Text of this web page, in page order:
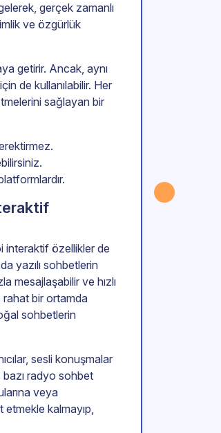
gerçek zamanlı
ve özgürlük
getirir. Ancak, aynı
de kullanılabilir. Her
sağlayan bir
interaktif özellikler de
yazılı sohbetlerin
mesajlaşabilir ve hızlı
rahat bir ortamda
sohbetlerin
sesli konuşmalar
radyo sohbet
veya
etmekle kalmayıp,